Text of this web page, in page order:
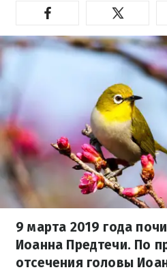
9 марта 2019 года
Иоанна Предтечи. По
отсечения головы